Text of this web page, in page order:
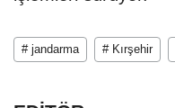
# jandarma # Kırşehir